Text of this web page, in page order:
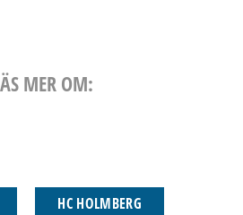
MER OM:
HC HOLMBERG